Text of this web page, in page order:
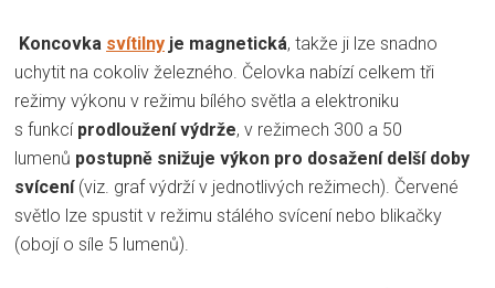
Koncovka svítilny je magnetická, takže ji lze snadno
uchytit na cokoliv železného. Čelovka nabízí celkem tři
režimy výkonu v režimu bílého světla a elektroniku
s funkcí prodloužení výdrže, v režimech 300 a 50
lumenů postupně snižuje výkon pro dosažení delší doby
svícení (viz. graf výdrží v jednotlivých režimech). Červené
světlo lze spustit v režimu stálého svícení nebo blikačky
(obojí o síle 5 lumenů).